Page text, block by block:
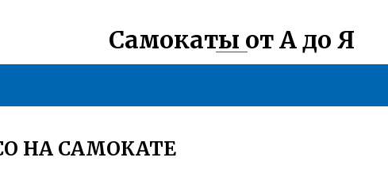
Самокаты от А до Я
НА САМОКАТЕ